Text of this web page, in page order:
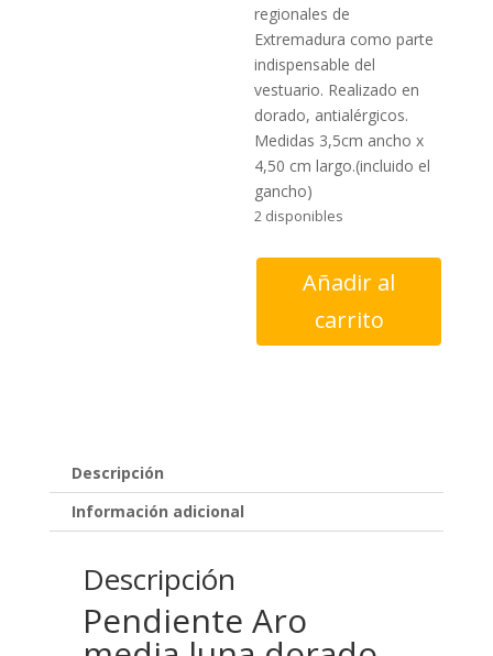
regionales de
Extremadura como parte
indispensable del
vestuario. Realizado en
dorado, antialérgicos.
Medidas 3,5cm ancho x
4,50 cm largo.(incluido el
gancho)
2 disponibles
Pendiente
luna
Añadir al
carrito
Descripción
Información adicional
Descripción
Pendiente Aro